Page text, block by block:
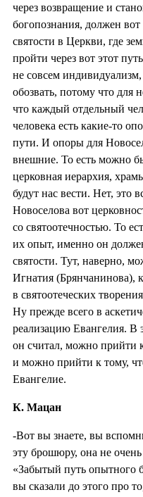
через возвращение и
богопознания, должен
святости в Церкви, где
пройти через вот этот
не совсем
обозвать, потому что для
что каждый отдельный
человека есть какие-то
пути. И опоры для
внешние. То есть можно
церковная иерархия,
будут нас вести. Нет, это
Новоселова вот
со святоотечностью. То
их опыт, именно он
святости. Тут, наверно,
Игнатия (Брянчанинова),
в святоотеческих
Ну прежде всего в
реализацию Евангелия. В
он считал, можно прийти
и можно прийти к тому,
Евангелие.
К. Мацан
-Вот вы знаете, вы
эту брошюру, она не
«Забытый путь опытного
вы сказали до этого про